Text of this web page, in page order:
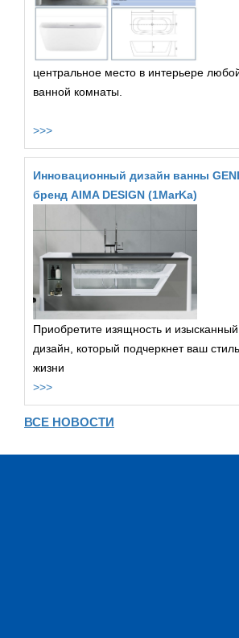
центральное место в интерьере
ванной комнаты.
>>>
Инновационный дизайн ванны
бренд AIMA DESIGN (1MarKa)
Приобретите изящность и изысканный
дизайн, который подчеркнет ваш стиль
жизни
>>>
ВСЕ НОВОСТИ